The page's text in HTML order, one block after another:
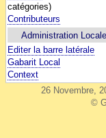
catégories)
Contributeurs
Administration Locale
Editer la barre latérale
Gabarit Local
Context
26 Novembre,
©